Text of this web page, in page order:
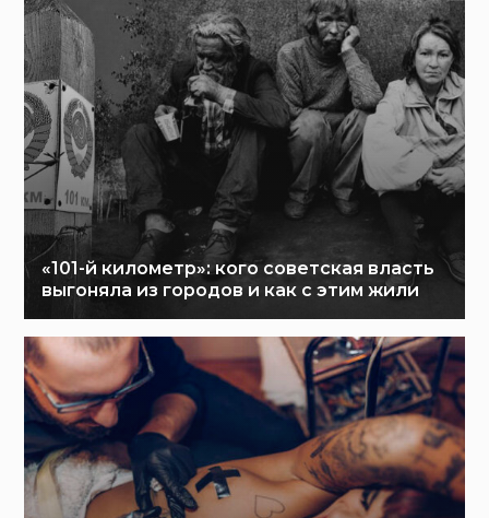
«101-й километр»: кого советская власть
выгоняла из городов и как с этим жили